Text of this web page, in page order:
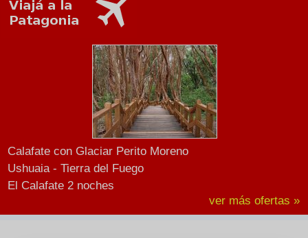
Calafate con Glaciar Perito Moreno
Ushuaia - Tierra del Fuego
El Calafate 2 noches
ver más ofertas »